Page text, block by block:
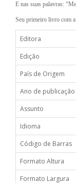
E nas suas palavras:
Seu primeiro livro com a
Editora
Edição
País de Origem
Ano de publicação
Assunto
Idioma
Código de Barras
Formato Altura
Formato Largura